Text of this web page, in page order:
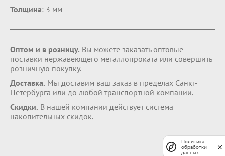
Толщина: 3 мм
Оптом и в розницу. Вы можете заказать оптовые
поставки нержавеющего металлопроката или совершить
розничную покупку.
Доставка. Мы доставим ваш заказ в пределах Санкт-
Петербурга или до любой транспортной компании.
Скидки. В нашей компании действует система
накопительных скидок.
Политика
обработки
данных